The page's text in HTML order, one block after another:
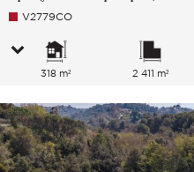
V2779CO
318 m² 2 411 m²